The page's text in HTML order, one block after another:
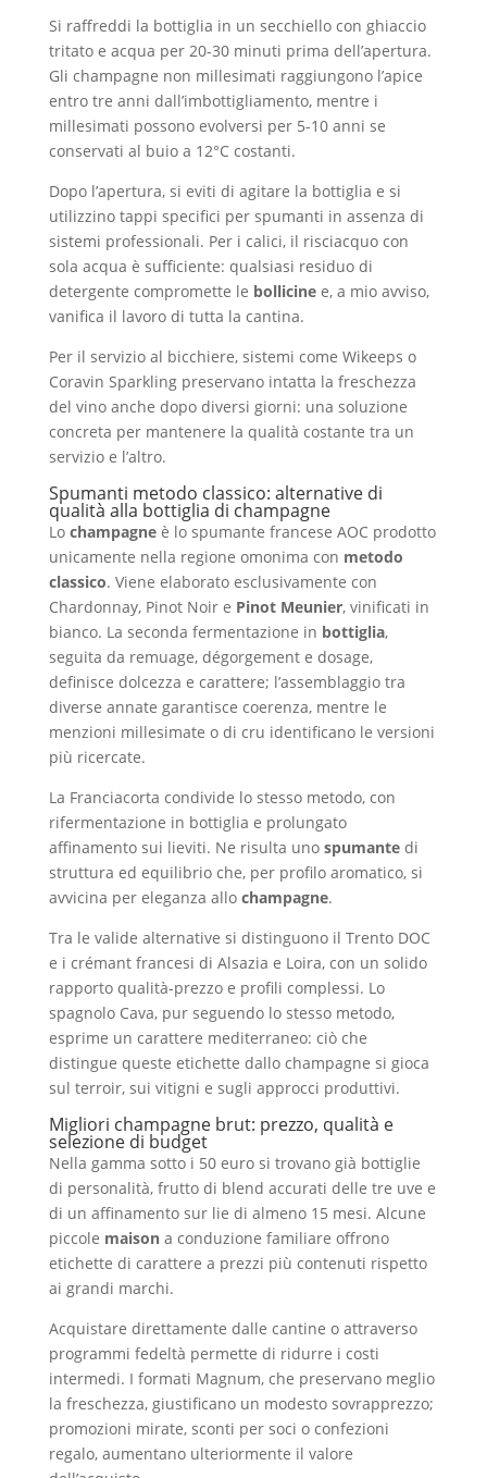
Si raffreddi la bottiglia in un secchiello con ghiaccio
tritato e acqua per 20-30 minuti prima dell’apertura.
Gli champagne non millesimati raggiungono l’apice
entro tre anni dall’imbottigliamento, mentre i
millesimati possono evolversi per 5-10 anni se
conservati al buio a 12°C costanti.
Dopo l’apertura, si eviti di agitare la bottiglia e si
utilizzino tappi specifici per spumanti in assenza di
sistemi professionali. Per i calici, il risciacquo con
sola acqua è sufficiente: qualsiasi residuo di
detergente compromette le bollicinee, a mio avviso,
vanifica il lavoro di tutta la cantina.
Per il servizio al bicchiere, sistemi come Wikeeps o
Coravin Sparkling preservano intatta la freschezza
del vino anche dopo diversi giorni: una soluzione
concreta per mantenere la qualità costante tra un
servizio e l’altro.
Spumanti metodo classico: alternative di
qualità alla bottiglia di champagne
Lo champagneè lo spumante francese AOC prodotto
unicamente nella regione omonima con metodo
classico. Viene elaborato esclusivamente con
Chardonnay, Pinot Noir e Pinot Meunier, vinificati in
bianco. La seconda fermentazione in bottiglia,
seguita da remuage, dégorgement e dosage,
definisce dolcezza e carattere; l’assemblaggio tra
diverse annate garantisce coerenza, mentre le
menzioni millesimate o di cru identificano le versioni
più ricercate.
La Franciacorta condivide lo stesso metodo, con
rifermentazione in bottiglia e prolungato
affinamento sui lieviti. Ne risulta uno spumantedi
struttura ed equilibrio che, per profilo aromatico, si
avvicina per eleganza allo champagne.
Tra le valide alternative si distinguono il Trento DOC
e i crémant francesi di Alsazia e Loira, con un solido
rapporto qualità-prezzo e profili complessi. Lo
spagnolo Cava, pur seguendo lo stesso metodo,
esprime un carattere mediterraneo: ciò che
distingue queste etichette dallo champagne si gioca
sul terroir, sui vitigni e sugli approcci produttivi.
Migliori champagne brut: prezzo, qualità e
selezione di budget
Nella gamma sotto i 50 euro si trovano già bottiglie
di personalità, frutto di blend accurati delle tre uve e
di un affinamento sur lie di almeno 15 mesi. Alcune
piccole maisona conduzione familiare offrono
etichette di carattere a prezzi più contenuti rispetto
ai grandi marchi.
Acquistare direttamente dalle cantine o attraverso
programmi fedeltà permette di ridurre i costi
intermedi. I formati Magnum, che preservano meglio
la freschezza, giustificano un modesto sovrapprezzo;
promozioni mirate, sconti per soci o confezioni
regalo, aumentano ulteriormente il valore